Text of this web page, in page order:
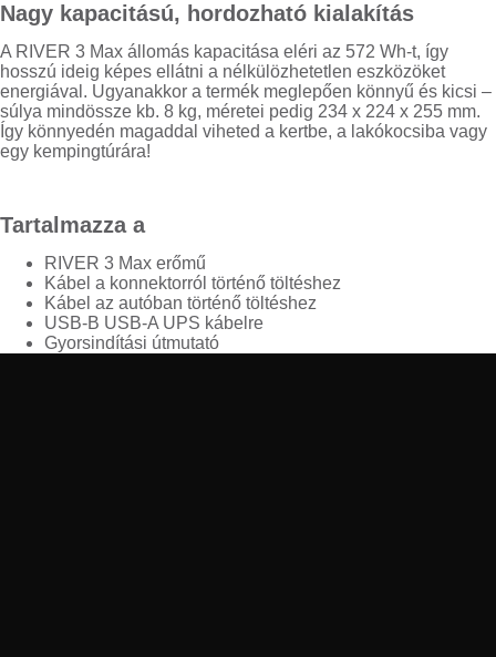
Nagy kapacitású, hordozható kialakítás
A RIVER 3 Max állomás kapacitása eléri az 572 Wh-t, így
hosszú ideig képes ellátni a nélkülözhetetlen eszközöket
energiával. Ugyanakkor a termék meglepően könnyű és kicsi –
súlya mindössze kb. 8 kg, méretei pedig 234 x 224 x 255 mm.
Így könnyedén magaddal viheted a kertbe, a lakókocsiba vagy
egy kempingtúrára!
Tartalmazza a
RIVER 3 Max erőmű
Kábel a konnektorról történő töltéshez
Kábel az autóban történő töltéshez
USB-B USB-A UPS kábelre
Gyorsindítási útmutató